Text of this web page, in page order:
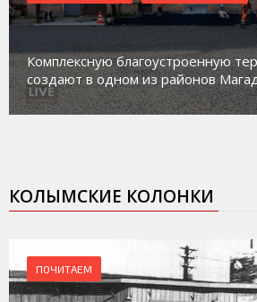
территорию
Магадан
работе с
КОЛЫМСКИЕ КОЛОНКИ
ПОЧИТАЕМ